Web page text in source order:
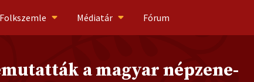
Folkszemle Médiatár Fórum
a magyar népzene-